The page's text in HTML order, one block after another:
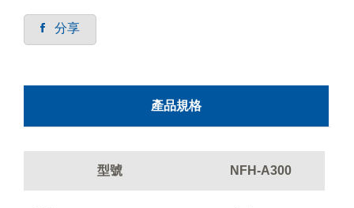
分享
產品規格
型號 NFH-A300